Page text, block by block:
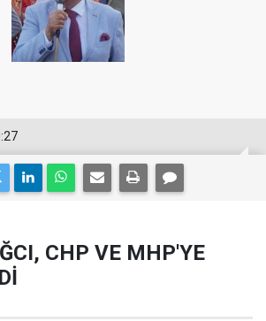
CHP VE MHP'YE